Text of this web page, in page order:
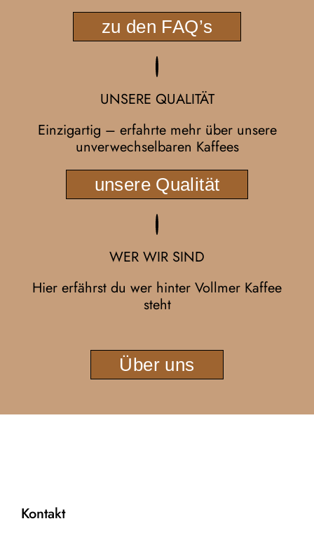
zu den FAQ’s
UNSERE QUALITÄT
Einzigartig – erfahrte mehr über unsere
unverwechselbaren Kaffees
unsere Qualität
WER WIR SIND
Hier erfährst du wer hinter Vollmer Kaffee
steht
Über uns
Kontakt